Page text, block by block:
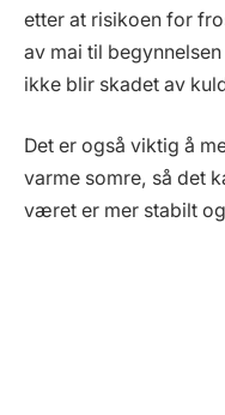
etter at risikoen for
av mai til
ikke blir skadet av
Det er også viktig å
varme somre, så det
været er mer stabilt